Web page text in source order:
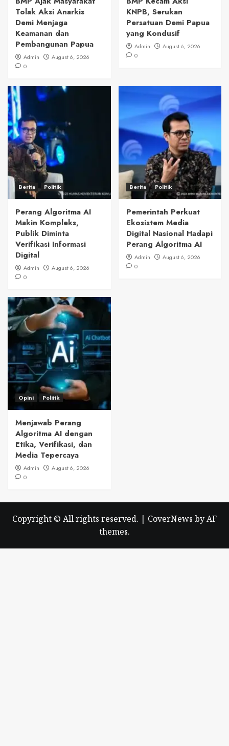
Tolak Aksi Anarkis
Demi Menjaga
Keamanan dan
Pembangunan Papua
Admin
August 6, 2026
0
KNPB, Serukan
Persatuan Demi Papua
yang Kondusif
Admin
August 6, 2026
0
Berita Politik
Perang Algoritma AI
Makin Kompleks,
Publik Diminta
Verifikasi Informasi
Digital
Admin
August 6, 2026
0
Berita Politik
Pemerintah Perkuat
Ekosistem Media
Digital Nasional Hadapi
Perang Algoritma AI
Admin
August 6, 2026
0
Opini Politik
Menjawab Perang
Algoritma AI dengan
Etika, Verifikasi, dan
Media Tepercaya
Admin
August 6, 2026
0
Copyright © All rights reserved. | CoverNews by AF
themes.